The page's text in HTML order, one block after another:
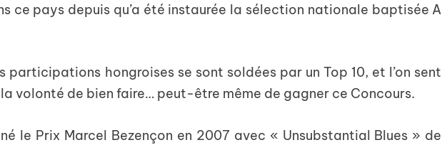
ce pays depuis qu’a été instaurée la sélection nationale baptisée A
participations hongroises se sont soldées par un Top 10, et l’on sent
volonté de bien faire… peut-être même de gagner ce Concours.
le Prix Marcel Bezençon en 2007 avec « Unsubstantial Blues » de